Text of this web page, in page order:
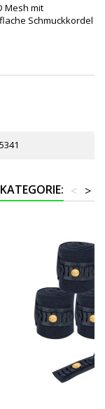
Mesh mit
Schmuckkordel
>
<